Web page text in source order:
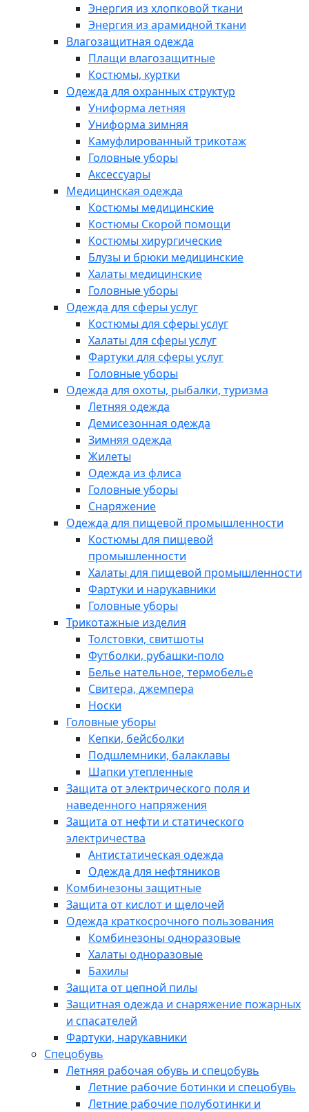
Энергия из хлопковой ткани
Энергия из арамидной ткани
Влагозащитная одежда
Плащи влагозащитные
Костюмы, куртки
Одежда для охранных структур
Униформа летняя
Униформа зимняя
Камуфлированный трикотаж
Головные уборы
Аксессуары
Медицинская одежда
Костюмы медицинские
Костюмы Скорой помощи
Костюмы хирургические
Блузы и брюки медицинские
Халаты медицинские
Головные уборы
Одежда для сферы услуг
Костюмы для сферы услуг
Халаты для сферы услуг
Фартуки для сферы услуг
Головные уборы
Одежда для охоты, рыбалки, туризма
Летняя одежда
Демисезонная одежда
Зимняя одежда
Жилеты
Одежда из флиса
Головные уборы
Снаряжение
Одежда для пищевой промышленности
Костюмы для пищевой
промышленности
Халаты для пищевой промышленности
Фартуки и нарукавники
Головные уборы
Трикотажные изделия
Толстовки, свитшоты
Футболки, рубашки-поло
Белье нательное, термобелье
Свитера, джемпера
Носки
Головные уборы
Кепки, бейсболки
Подшлемники, балаклавы
Шапки утепленные
Защита от электрического поля и
наведенного напряжения
Защита от нефти и статического
электричества
Антистатическая одежда
Одежда для нефтяников
Комбинезоны защитные
Защита от кислот и щелочей
Одежда краткосрочного пользования
Комбинезоны одноразовые
Халаты одноразовые
Бахилы
Защита от цепной пилы
Защитная одежда и снаряжение пожарных
и спасателей
Фартуки, нарукавники
Спецобувь
Летняя рабочая обувь и спецобувь
Летние рабочие ботинки и спецобувь
Летние рабочие полуботинки и